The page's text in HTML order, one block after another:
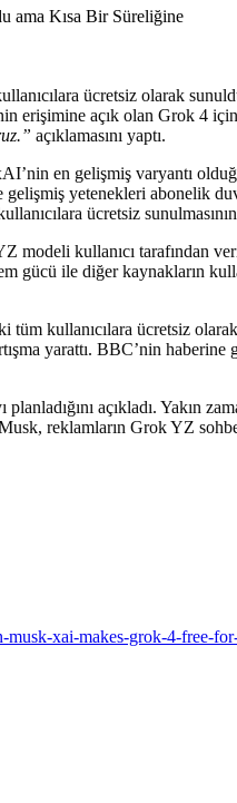
ücretsiz olarak
erişimine açık olan Grok 4
açıklamasını yaptı.
en gelişmiş varyantı
yetenekleri abonelik
ücretsiz
modeli kullanıcı tarafından
gücü ile diğer kaynakların
kullanıcılara ücretsiz
yarattı. BBC’nin
açıkladı. Yakın
reklamların Grok YZ
xai-makes-grok-4-free-